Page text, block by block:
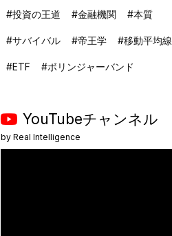
#投資の王道 #金融機関 #本質
#サバイバル #帝王学 #移動平均線
#ETF #ボリンジャーバンド
YouTubeチャンネル
by Real Intelligence